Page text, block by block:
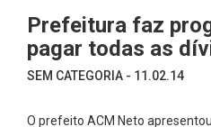
Prefeitura faz
pagar todas as
SEM CATEGORIA - 11.02.14
O prefeito ACM Neto